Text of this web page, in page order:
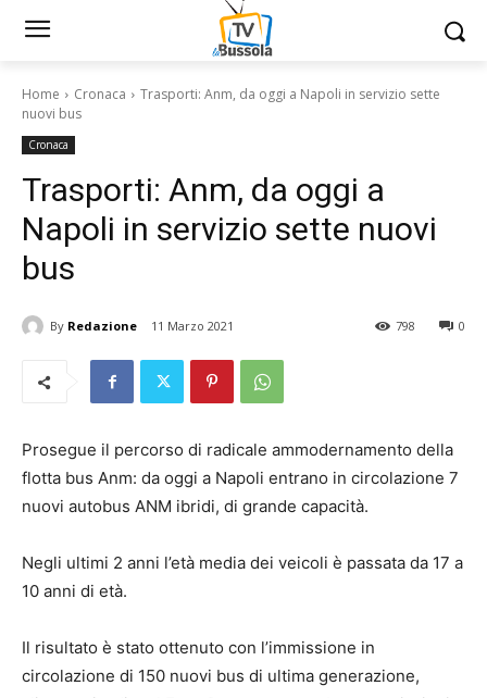
Home Cronaca
Trasporti: Anm, da oggi a Napoli in servizio sette
nuovi bus
Cronaca
Trasporti: Anm, da oggi a
Napoli in servizio sette nuovi
bus
By Redazione 11 Marzo 2021 0
798
Prosegue il percorso di radicale ammodernamento della
flotta bus Anm: da oggi a Napoli entrano in circolazione 7
nuovi autobus ANM ibridi, di grande capacità.
Negli ultimi 2 anni l’età media dei veicoli è passata da 17 a
10 anni di età.
Il risultato è stato ottenuto con l’immissione in
circolazione di 150 nuovi bus di ultima generazione,